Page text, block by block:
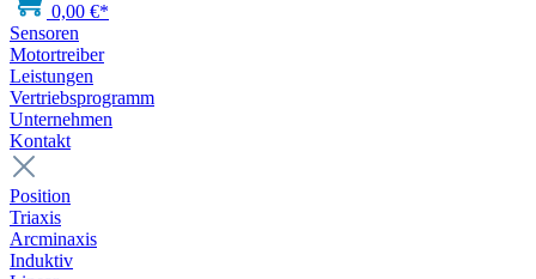
0,00 €*
Sensoren
Motortreiber
Leistungen
Vertriebsprogramm
Unternehmen
Kontakt
Position
Triaxis
Arcminaxis
Induktiv